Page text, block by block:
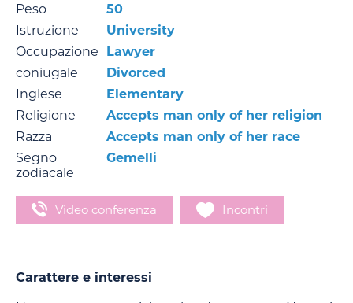
Peso
50
Istruzione
University
Occupazione
Lawyer
coniugale
Divorced
Inglese
Elementary
Religione
Accepts man only of her religion
Razza
Accepts man only of her race
Segno
zodiacale
Gemelli
Video conferenza Incontri
Carattere e interessi